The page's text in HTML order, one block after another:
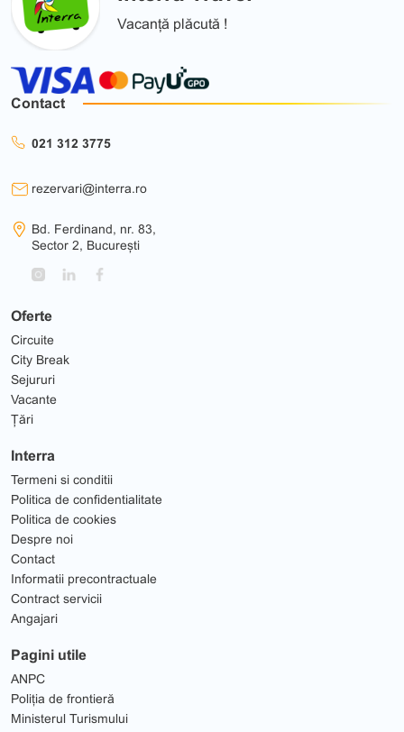
Vacanță plăcută !
Oferte
Circuite
City Break
Sejururi
Vacante
Țări
Interra
Termeni si conditii
Politica de confidentialitate
Politica de cookies
Despre noi
Contact
Informatii precontractuale
Contract servicii
Angajari
Pagini utile
ANPC
Poliția de frontieră
Ministerul Turismului
Contact
021 312 3775
rezervari@interra.ro
Bd. Ferdinand, nr. 83,
Sector 2, București